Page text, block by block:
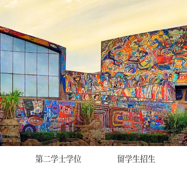
第二学士学位 留学生招生